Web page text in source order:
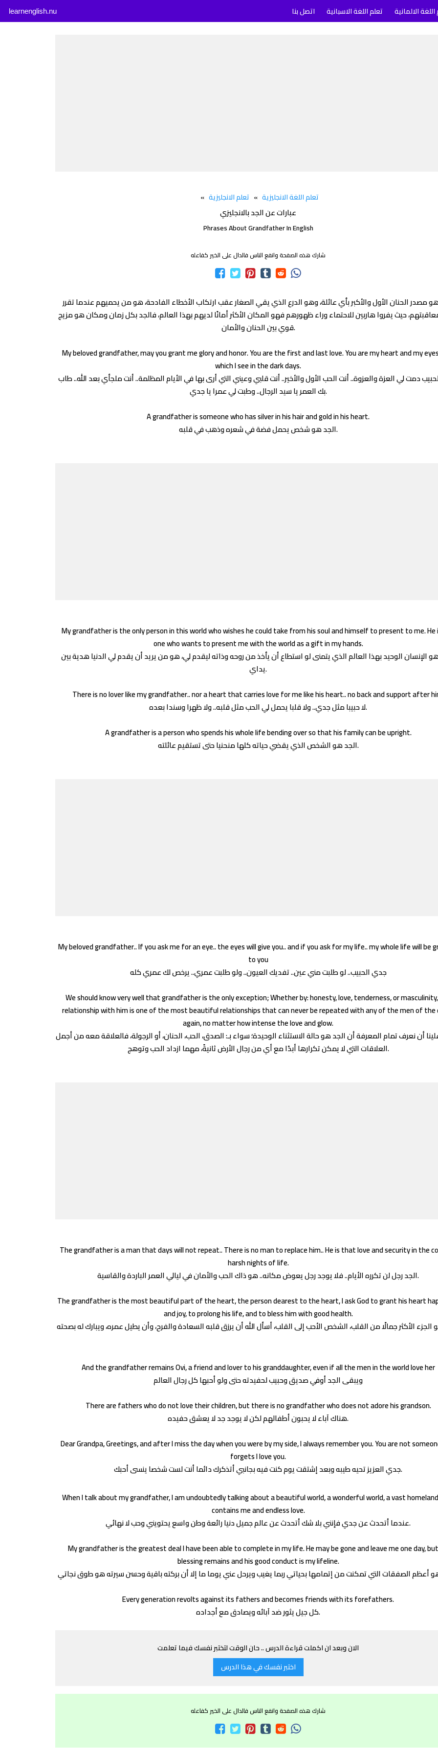
الالمانية تعلم اللغة الاسبانية اتصل بنا learnenglish.nu
تعلم اللغة الانجليزية» تعلم الانجليزية»
عبارات عن الجد بالانجليزي
Phrases About Grandfather In English
شارك هذه الصفحة وانفع الناس فالدال على الخير كفاعله
مصدر الحنان الأول والأكبر بأي عائلة، وهو الدرع الذي يقي الصغار عقب ارتكاب الأخطاء الفادحة، هو من يحميهم عندما تقرر
حيث يفروا هاربين للاحتماء وراء ظهورهم فهو المكان الأكثر أمانًا لديهم بهذا العالم، فالجد بكل زمان ومكان هو مزيج
قوي بين الحنان والأمان.
My beloved grandfather, may you grant me glory and honor. You are the first and last love. You are my heart and my
which I see in the dark days.
دمت لي العزة والعزوة.. أنت الحب الأول والأخير.. أنت قلبي وعيني التي أرى بها في الأيام المظلمة.. أنت ملجأي بعد الله.. طاب
بك العمر يا سيد الرجال.. وطبت لي عمرا يا جدي.
A grandfather is someone who has silver in his hair and gold in his heart.
الجد هو شخص يحمل فضة في شعره وذهب في قلبه.
My grandfather is the only person in this world who wishes he could take from his soul and himself to present to me.
one who wants to present me with the world as a gift in my hands.
الإنسان الوحيد بهذا العالم الذي يتمنى لو استطاع أن يأخذ من روحه وذاته ليقدم لي، هو من يريد أن يقدم لي الدنيا هدية بين
يداي.
There is no lover like my grandfather.. nor a heart that carries love for me like his heart.. no back and support after
لا حبيبا مثل جدي.. ولا قلبا يحمل لي الحب مثل قلبه.. ولا ظهرا وسندا بعده.
A grandfather is a person who spends his whole life bending over so that his family can be upright.
الجد هو الشخص الذي يقضي حياته كلها منحنيا حتى تستقيم عائلته.
My beloved grandfather.. If you ask me for an eye.. the eyes will give you.. and if you ask for my life.. my whole life will be
to you
جدي الحبيب.. لو طلبت مني عين.. تفديك العيون.. ولو طلبت عمري.. يرخص لك عمري كله
We should know very well that grandfather is the only exception; Whether by: honesty, love, tenderness, or
relationship with him is one of the most beautiful relationships that can never be repeated with any of the men of
again, no matter how intense the love and glow.
أن نعرف تمام المعرفة أن الجد هو حالة الاستثناء الوحيدة؛ سواء بـ: الصدق، الحب، الحنان، أو الرجولة، فالعلاقة معه من أجمل
العلاقات التي لا يمكن تكرارها أبدًا مع أي من رجال الأرض ثانيةً، مهما ازداد الحب وتوهج.
The grandfather is a man that days will not repeat.. There is no man to replace him.. He is that love and security in the
harsh nights of life.
الجد رجل لن تكرره الأيام.. فلا يوجد رجل يعوض مكانه.. هو ذاك الحب والأمان في ليالي العمر الباردة والقاسية.
The grandfather is the most beautiful part of the heart, the person dearest to the heart, I ask God to grant his heart
and joy, to prolong his life, and to bless him with good health.
And the grandfather remains Ovi, a friend and lover to his granddaughter, even if all the men in the world love her
ويبقى الجد أوفي صديق وحبيب لحفيدته حتى ولو أحبها كل رجال العالم
There are fathers who do not love their children, but there is no grandfather who does not adore his grandson.
هناك آباء لا يحبون أطفالهم لكن لا يوجد جد لا يعشق حفيده.
Dear Grandpa, Greetings, and after I miss the day when you were by my side, I always remember you. You are not
forgets I love you.
جدي العزيز تحيه طيبه وبعد إشتقت يوم كنت فيه بجانبي أتذكرك دائما أنت لست شخصا ينسى أحبك.
When I talk about my grandfather, I am undoubtedly talking about a beautiful world, a wonderful world, a vast
contains me and endless love.
عندما أتحدث عن جدي فإنني بلا شك أتحدث عن عالم جميل دنيا رائعة وطن واسع يحتويني وحب لا نهائي.
My grandfather is the greatest deal I have been able to complete in my life. He may be gone and leave me one day,
blessing remains and his good conduct is my lifeline.
Every generation revolts against its fathers and becomes friends with its forefathers.
كل جيل يثور ضد آبائه ويصادق مع أجداده.
الان وبعد ان اكملت قراءة الدرس .. حان الوقت لتختبر نفسك فيما تعلمت
اختبر نفسك في هذا الدرس
شارك هذه الصفحة وانفع الناس فالدال على الخير كفاعله